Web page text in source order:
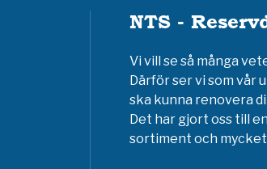
NTS -
Vi vill se så många
Därför ser vi som vår
ska kunna renovera
Det har gjort oss till
sortiment och